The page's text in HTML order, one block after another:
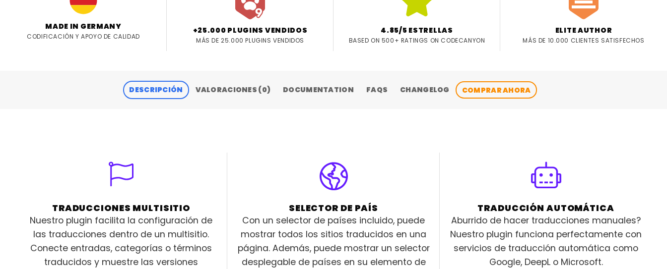
MADE IN GERMANY
CODIFICACIÓN Y APOYO DE CALIDAD
+25.000 PLUGINS VENDIDOS
MÁS DE 25.000 PLUGINS VENDIDOS
4.85/5 ESTRELLAS
BASED ON 500+ RATINGS ON CODECANYON
ELITE AUTHOR
MÁS DE 10.000 CLIENTES SATISFECHOS
DESCRIPCIÓN VALORACIONES (0) DOCUMENTATION FAQS CHANGELOG COMPRAR AHORA
TRADUCCIONES MULTISITIO
Nuestro plugin facilita la configuración de
las traducciones dentro de un multisitio.
Conecte entradas, categorías o términos
traducidos y muestre las versiones
SELECTOR DE PAÍS
Con un selector de países incluido, puede
mostrar todos los sitios traducidos en una
página. Además, puede mostrar un selector
desplegable de países en su elemento de
TRADUCCIÓN AUTOMÁTICA
Aburrido de hacer traducciones manuales?
Nuestro plugin funciona perfectamente con
servicios de traducción automática como
Google, DeepL o Microsoft.